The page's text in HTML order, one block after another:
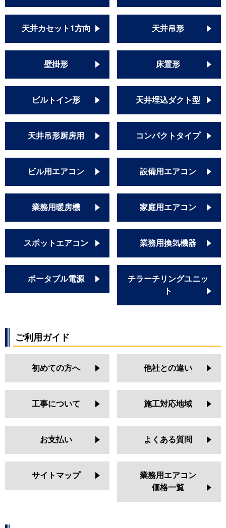
天井カセット1方向 天井吊形
壁掛形 床置形
ビルトイン形 天井埋込ダクト型
天井吊形厨房用 コンパクトタイプ
ビル用エアコン 設備用エアコン
業務用暖房機 家庭用エアコン
スポットエアコン 業務用換気機器
ポータブル電源
チラーチリングユニッ
ト
ご利用ガイド
初めての方へ 他社との違い
工事について 施工対応地域
お支払い よくある質問
サイトマップ
業務用エアコン
価格一覧